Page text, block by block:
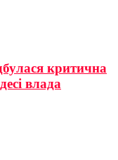
критична
влада